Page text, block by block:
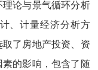
论与景气循环分析
、计量经济分析方
了房地产投资、资
的影响，包含了随